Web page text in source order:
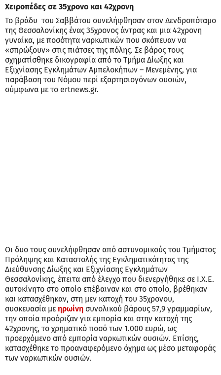
Χειροπέδες σε 35χρονο και 42χρονη
Το βράδυ του Σαββάτου συνελήφθησαν στον Δενδροπόταμο
της Θεσσαλονίκης ένας 35χρονος άντρας και μια 42χρονη
γυναίκα, με ποσότητα ναρκωτικών που σκόπευαν να
«σπρώξουν» στις πιάτσες της πόλης. Σε βάρος τους
σχηματίσθηκε δικογραφία από το Τμήμα Δίωξης και
Εξιχνίασης Εγκλημάτων Αμπελοκήπων – Μενεμένης, για
παράβαση του Νόμου περί εξαρτησιογόνων ουσιών,
σύμφωνα με το ertnews.gr.
Οι δυο τους συνελήφθησαν από αστυνομικούς του Τμήματος
Πρόληψης και Καταστολής της Εγκληματικότητας της
Διεύθυνσης Δίωξης και Εξιχνίασης Εγκλημάτων
Θεσσαλονίκης, έπειτα από έλεγχο που διενεργήθηκε σε Ι.Χ.Ε.
αυτοκίνητο στο οποίο επέβαιναν και στο οποίο, βρέθηκαν
και κατασχέθηκαν, στη μεν κατοχή του 35χρονου,
συσκευασία με ηρωίνη συνολικού βάρους 57,9 γραμμαρίων,
την οποία προόριζαν για εμπορία και στην κατοχή της
42χρονης, το χρηματικό ποσό των 1.000 ευρώ, ως
προερχόμενο από εμπορία ναρκωτικών ουσιών. Επίσης,
κατασχέθηκε το προαναφερόμενο όχημα ως μέσο μεταφοράς
των ναρκωτικών ουσιών.